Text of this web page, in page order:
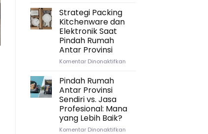
Persiapan
Strategi Packing
Kitchenware dan
Elektronik Saat
Pindah Rumah
Antar Provinsi
Komentar Dinonaktifkanpada
Saat
Rumah
Pindah Rumah
Antar Provinsi
Sendiri vs. Jasa
Profesional: Mana
yang Lebih Baik?
Komentar Dinonaktifkanpada